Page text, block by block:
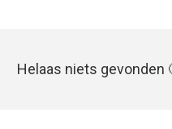
Helaas niets gevonden